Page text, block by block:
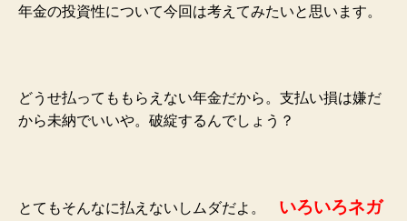
年金の投資性について今回は考えてみたいと思います。
どうせ払ってももらえない年金だから。支払い損は嫌だ
から未納でいいや。破綻するんでしょう？
とてもそんなに払えないしムダだよ。
いろいろネガ